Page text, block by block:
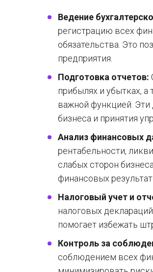
Ведение
регистрацию всех
обязательства. Это
предприятия.
Подготовка отчетов:
прибылях и убытках,
важной функцией. Эти
бизнеса и принятия
Анализ финансовых
рентабельности,
слабых сторон
финансовых
Налоговый учет и
налоговых
помогает избежать
Контроль за
соблюдением всех